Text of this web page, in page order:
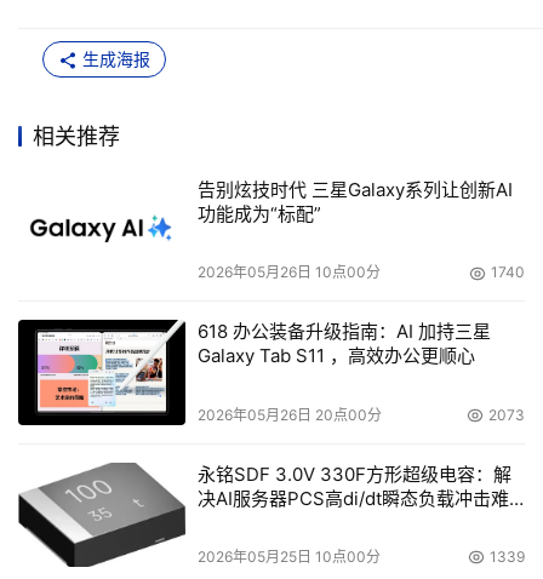
会举办不同形式的渠道巡展活动，通过巡展搭建起曙光与渠
提升曙光服务器的影响力和竞争力奠定坚实的基础。
曙光公司总裁历军本人表示，曙光在2007年取得了可喜的
成绩，不过这仅代表了用户对曙光过去所付出努力的认可。
在即将到来的2008年，曙光将继续深耕服务器市场，扎根
中国信息化产业蓬勃发展的沃土，为用户提供更科学完善的
信息化解决方案，为推动中国高性能计算产业更快更好地发
展不懈努力。
生成海报
相关推荐
告别炫技时代 三星Galaxy系列让创新AI
功能成为“标配”
2026年05月26日 10点00分 1740
618 办公装备升级指南：AI 加持三星
Galaxy Tab S11 ，高效办公更顺心
2026年05月26日 20点00分 2073
永铭SDF 3.0V 330F方形超级电容：解
决AI服务器PCS高di/dt瞬态负载冲击难
2026年05月25日 10点00分 1339